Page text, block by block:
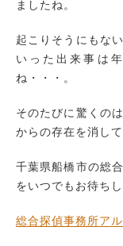
ましたね。
起こりそうにもな
いった出来事は
ね・・・。
そのたびに驚くの
からの存在を消して
千葉県船橋市の総
をいつでもお待ち
総合探偵事務所ア